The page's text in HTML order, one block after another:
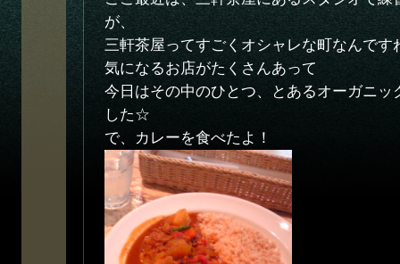
が、
三軒茶屋ってすごくオシャレな町なんです
気になるお店がたくさんあって
今日はその中のひとつ、とあるオーガニッ
した☆
で、カレーを食べたよ！